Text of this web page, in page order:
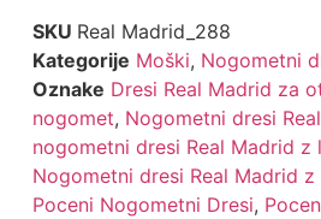
SKU Real Madrid_288
Kategorije Moški, Nogometni
Oznake Dresi Real Madrid za
nogomet, Nogometni dresi
nogometni dresi Real Madrid z
Nogometni dresi Real Madrid
Poceni Nogometni Dresi,